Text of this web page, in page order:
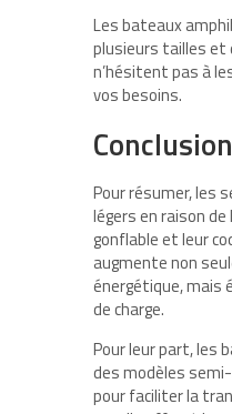
Les bateaux
plusieurs tailles et
n’hésitent pas à
vos besoins.
Conclusion
Pour résumer, les
légers en raison
gonflable et leur
augmente non
énergétique, mais
de charge.
Pour leur part, les
des modèles
pour faciliter la